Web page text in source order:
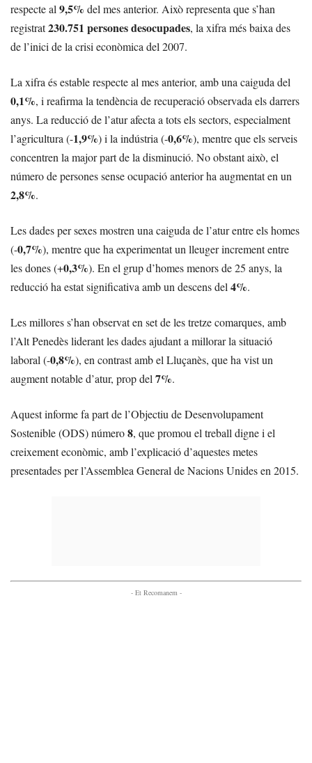
respecte al 9,5% del mes anterior. Això representa que s’han
registrat230.751 persones desocupades, la xifra més baixa des
de l’inici de la crisi econòmica del 2007.
La xifra és estable respecte al mes anterior, amb una caiguda del
0,1%, i reafirma la tendència de recuperació observada els darrers
anys. La reducció de l’atur afecta a tots els sectors, especialment
l’agricultura (-1,9%) i la indústria (-0,6%), mentre que els serveis
concentren la major part de la disminució. No obstant això, el
número de persones sense ocupació anterior ha augmentat en un
2,8%.
Les dades per sexes mostren una caiguda de l’atur entre els homes
(-0,7%), mentre que ha experimentat un lleuger increment entre
les dones (+0,3%). En el grup d’homes menors de 25 anys, la
reducció ha estat significativa amb un descens del 4%.
Les millores s’han observat en set de les tretze comarques, amb
l’Alt Penedès liderant les dades ajudant a millorar la situació
laboral (-0,8%), en contrast amb el Lluçanès, que ha vist un
augment notable d’atur, prop del 7%.
Aquest informe fa part de l’Objectiu de Desenvolupament
Sostenible (ODS) número8, que promou el treball digne i el
creixement econòmic, amb l’explicació d’aquestes metes
presentades per l’Assemblea General de Nacions Unides en 2015.
- Et Recomanem -